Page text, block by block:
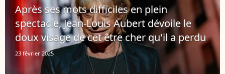
Après ses mots difficiles en plein
spectacle, Jean-Louis Aubert dévoile le
doux visage de cet être cher qu'il a perdu
23 février 2025